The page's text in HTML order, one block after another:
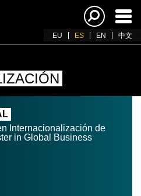
EU ES EN 中文
Internacionalización de
in Global Business